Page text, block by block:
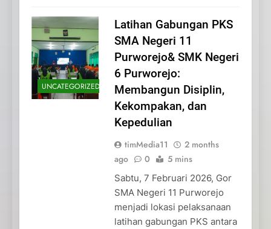
UNCATEGORIZED
Latihan Gabungan PKS
SMA Negeri 11
Purworejo& SMK Negeri
6 Purworejo:
Membangun Disiplin,
Kekompakan, dan
Kepedulian
timMedia11
2 months
ago
0 5 mins
Sabtu, 7 Februari 2026, Gor
SMA Negeri 11 Purworejo
menjadi lokasi pelaksanaan
latihan gabungan PKS antara